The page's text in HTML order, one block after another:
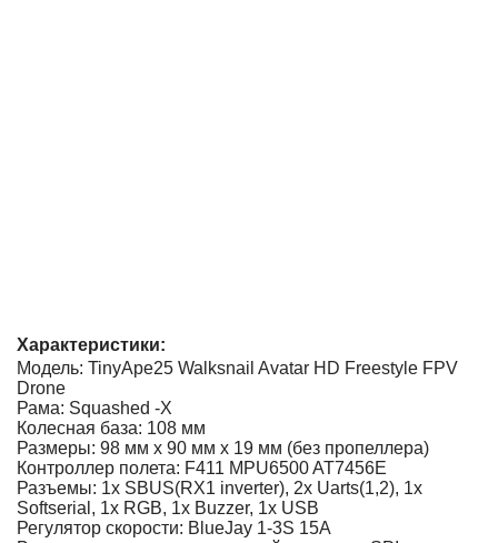
Характеристики:
Модель: TinyApe25 Walksnail Avatar HD Freestyle FPV
Drone
Рама: Squashed -X
Колесная база: 108 мм
Размеры: 98 мм x 90 мм x 19 мм (без пропеллера)
Контроллер полета: F411 MPU6500 AT7456E
Разъемы: 1x SBUS(RX1 inverter), 2x Uarts(1,2), 1x
Softserial, 1x RGB, 1x Buzzer, 1x USB
Регулятор скорости: BlueJay 1-3S 15A